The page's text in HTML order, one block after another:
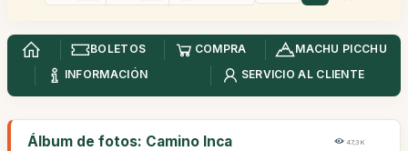
BOLETOS COMPRA
MACHU PICCHU
INFORMACIÓN
SERVICIO AL CLIENTE
Álbum de fotos: Camino Inca 47,3K